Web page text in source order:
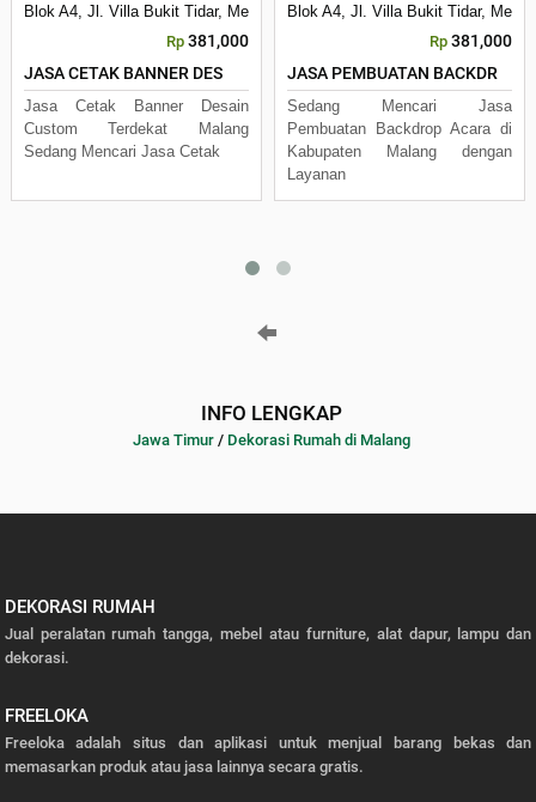
Blok A4, Jl. Villa Bukit Tidar, Merjosari, Kec. Lowokwaru, Kota Malang,
Rp 381,000
JASA CETAK BANNER DES
Jasa Cetak Banner Desain
Custom Terdekat Malang
Sedang Mencari Jasa Cetak
Blok A4, Jl. Villa Bukit Tidar,
Rp 381,000
JASA PEMBUATAN BACKDR
Sedang Mencari Jasa
Pembuatan Backdrop Acara di
Kabupaten Malang dengan
Layanan
INFO LENGKAP
Jawa Timur / Dekorasi Rumah di Malang
DEKORASI RUMAH
Jual peralatan rumah tangga, mebel atau furniture, alat dapur, lampu dan
dekorasi.
FREELOKA
Freeloka adalah situs dan aplikasi untuk menjual barang bekas dan
memasarkan produk atau jasa lainnya secara gratis.